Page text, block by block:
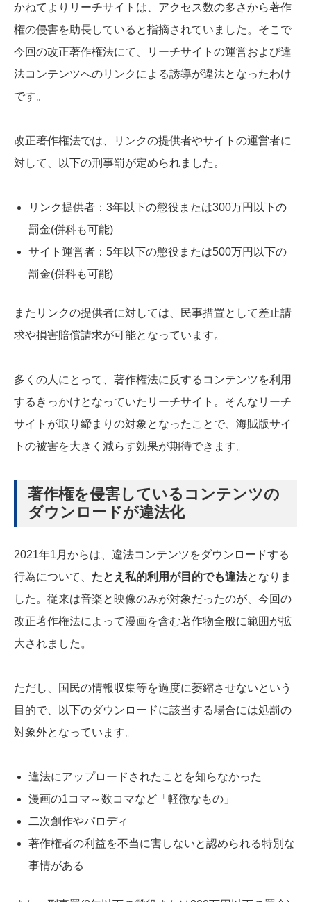
かねてよりリーチサイトは、アクセス数の多さから著作
権の侵害を助長していると指摘されていました。そこで
今回の改正著作権法にて、リーチサイトの運営および違
法コンテンツへのリンクによる誘導が違法となったわけ
です。
改正著作権法では、リンクの提供者やサイトの運営者に
対して、以下の刑事罰が定められました。
リンク提供者：3年以下の懲役または300万円以下の
罰金(併科も可能)
サイト運営者：5年以下の懲役または500万円以下の
罰金(併科も可能)
またリンクの提供者に対しては、民事措置として差止請
求や損害賠償請求が可能となっています。
多くの人にとって、著作権法に反するコンテンツを利用
するきっかけとなっていたリーチサイト。そんなリーチ
サイトが取り締まりの対象となったことで、海賊版サイ
トの被害を大きく減らす効果が期待できます。
著作権を侵害しているコンテンツの
ダウンロードが違法化
2021年1月からは、違法コンテンツをダウンロードする
行為について、 たとえ私的利用が目的でも違法となりま
した。従来は音楽と映像のみが対象だったのが、今回の
改正著作権法によって漫画を含む著作物全般に範囲が拡
大されました。
ただし、国民の情報収集等を過度に萎縮させないという
目的で、以下のダウンロードに該当する場合には処罰の
対象外となっています。
違法にアップロードされたことを知らなかった
漫画の1コマ～数コマなど「軽微なもの」
二次創作やパロディ
著作権者の利益を不当に害しないと認められる特別な
事情がある